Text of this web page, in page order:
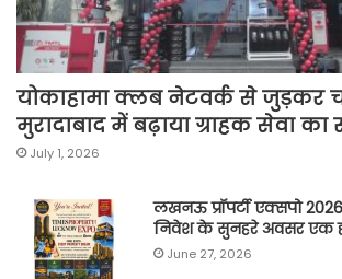
योकाहामा क्लब नेटवर्क से जुड़कर
मुरादाबाद में बढ़ाया ग्राहक सेवा का
July 1, 2026
लखनऊ प्रॉपर्टी एक्सपो
निवेश के सुनहरे अवसर एक
June 27, 2026